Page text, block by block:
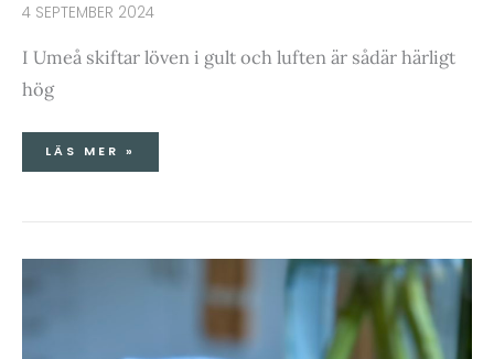
4 SEPTEMBER 2024
I Umeå skiftar löven i gult och luften är sådär härligt
hög
LÄS MER »
SVARTVINBÄRSCURD